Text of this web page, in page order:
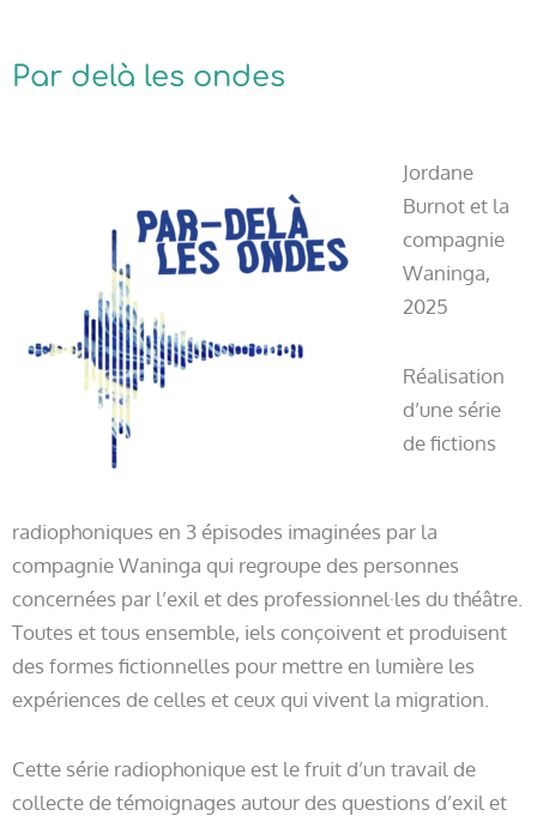
Par delà les ondes
Jordane
Burnot et la
compagnie
Waninga,
2025
Réalisation
d’une série
de fictions
radiophoniques en 3 épisodes imaginées par la
compagnie Waninga qui regroupe des personnes
concernées par l’exil et des professionnel·les du théâtre.
Toutes et tous ensemble, iels conçoivent et produisent
des formes fictionnelles pour mettre en lumière les
expériences de celles et ceux qui vivent la migration.
Cette série radiophonique est le fruit d’un travail de
collecte de témoignages autour des questions d’exil et